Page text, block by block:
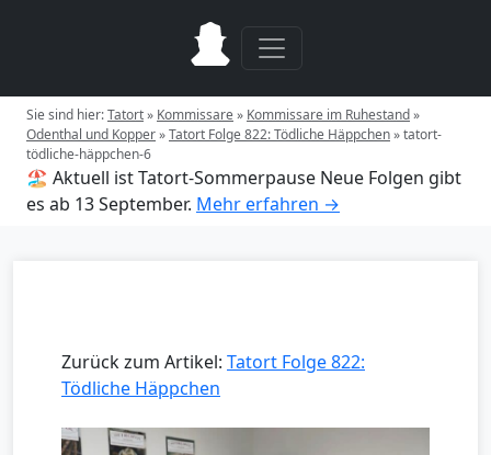
Sie sind hier:Tatort» Kommissare» Kommissare im Ruhestand»
Odenthal und Kopper»Tatort Folge 822: Tödliche Häppchen»tatort-
tödliche-häppchen-6
🏖️ Aktuell ist Tatort-Sommerpause Neue Folgen gibt
es ab 13 September. Mehr erfahren →
Zurück zum Artikel: Tatort Folge 822:
Tödliche Häppchen